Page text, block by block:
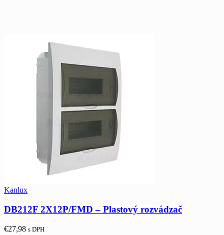
Kanlux
DB212F 2X12P/FMD – Plastový rozvádzač
€27,98 s DPH